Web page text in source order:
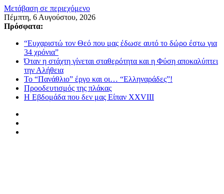
Μετάβαση σε περιεχόμενο
Πέμπτη, 6 Αυγούστου, 2026
Πρόσφατα:
“Ευχαριστώ τον Θεό που μας έδωσε αυτό το δώρο έστω για
34 χρόνια”
Όταν η στάχτη γίνεται σταθερότητα και η Φύση αποκαλύπτει
την Αλήθεια
Το “Πανάθλιο” έργο και οι… “Ελληναράδες”!
Προοδευτισμός της πλάκας
Η Εβδομάδα που δεν μας Είπαν XXVIII